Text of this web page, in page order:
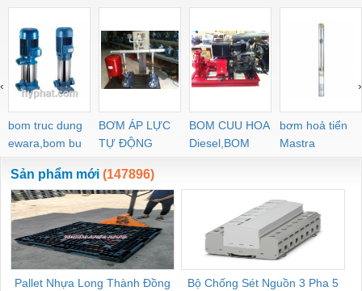
bom truc dung
ewara,bom bu
ewara
BƠM ÁP LỰC
TỰ ĐỘNG
BOM CUU HOA
Diesel,BOM
CHUA CHAY
bơm hoả tiển
Mastra
‹ ›
Sản phẩm mới (147896)
Pallet Nhựa Long Thành Đồng
Bộ Chống Sét Nguồn 3 Pha 5